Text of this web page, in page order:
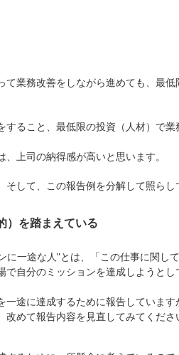
業務改善をしながら進めても、最
ること、最低限の投資（人材）で
上司の納得感が高いと思います。
して、この報告例を分解して照らし
）を踏まえている
一途な人"とは、「この仕事に関し
自分のミッションを達成しようとし
途に達成するために報告していま
めて報告内容を見直してみてくださ